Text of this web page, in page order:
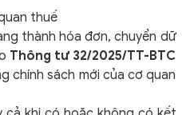
thuế
thành hóa đơn, chuyển dữ
Thông tư 32/2025/TT-BTC
chính sách mới của cơ quan